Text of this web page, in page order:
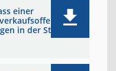
einer
in der Stadt